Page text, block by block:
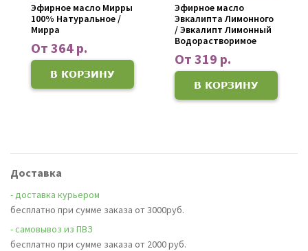
Эфирное масло Мирры
100% Натуральное /
Мирра
От 364 р.
В КОРЗИНУ
Эфирное масло
Эвкалипта Лимонного
/ Эвкалипт Лимонный
Водорастворимое
От 319 р.
В КОРЗИНУ
Доставка
- доставка курьером
бесплатно при сумме заказа от 3000руб.
- самовывоз из ПВЗ
бесплатно при сумме заказа от 2000 руб.